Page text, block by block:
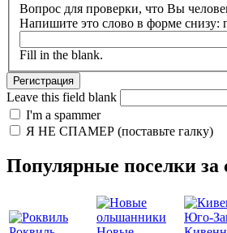
Вопрос для проверки, что Вы
Напишите это слово в форме снизу:
Fill in the blank.
Leave this field blank
I'm a spammer
Я НЕ СПАМЕР (поставьте галку)
Популярные поселки за